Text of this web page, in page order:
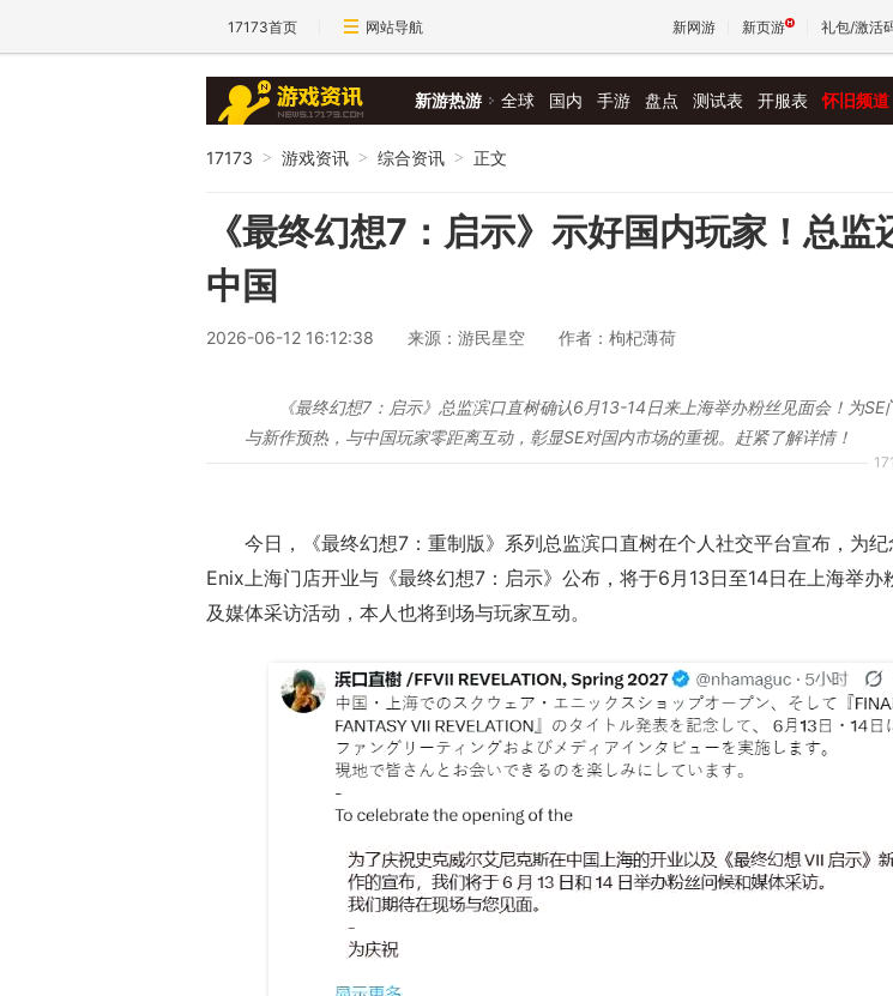
17173首页 网站导航 新网游 新页游 礼包/激活
新游热游 全球 国内 手游 盘点 测试表 开服表 怀旧频道
17173 > 游戏资讯 > 综合资讯 > 正文
《最终幻想7：启示》示好国内玩家！总监
中国
2026-06-12 16:12:38 来源：游民星空 作者：枸杞薄荷
《最终幻想7：启示》总监滨口直树确认6月13-14日来上海举办粉丝见面会！为SE
与新作预热，与中国玩家零距离互动，彰显SE对国内市场的重视。赶紧了解详情！
今日，《最终幻想7：重制版》系列总监滨口直树在个人社交平台宣布，为
Enix上海门店开业与《最终幻想7：启示》公布，将于6月13日至14日在上海举办
及媒体采访活动，本人也将到场与玩家互动。
正惊漫谈：从MU开始，为
什么网游翅膀成了"躲不掉
的刚需"？
一看吓一跳：雷
的囧图集（1169